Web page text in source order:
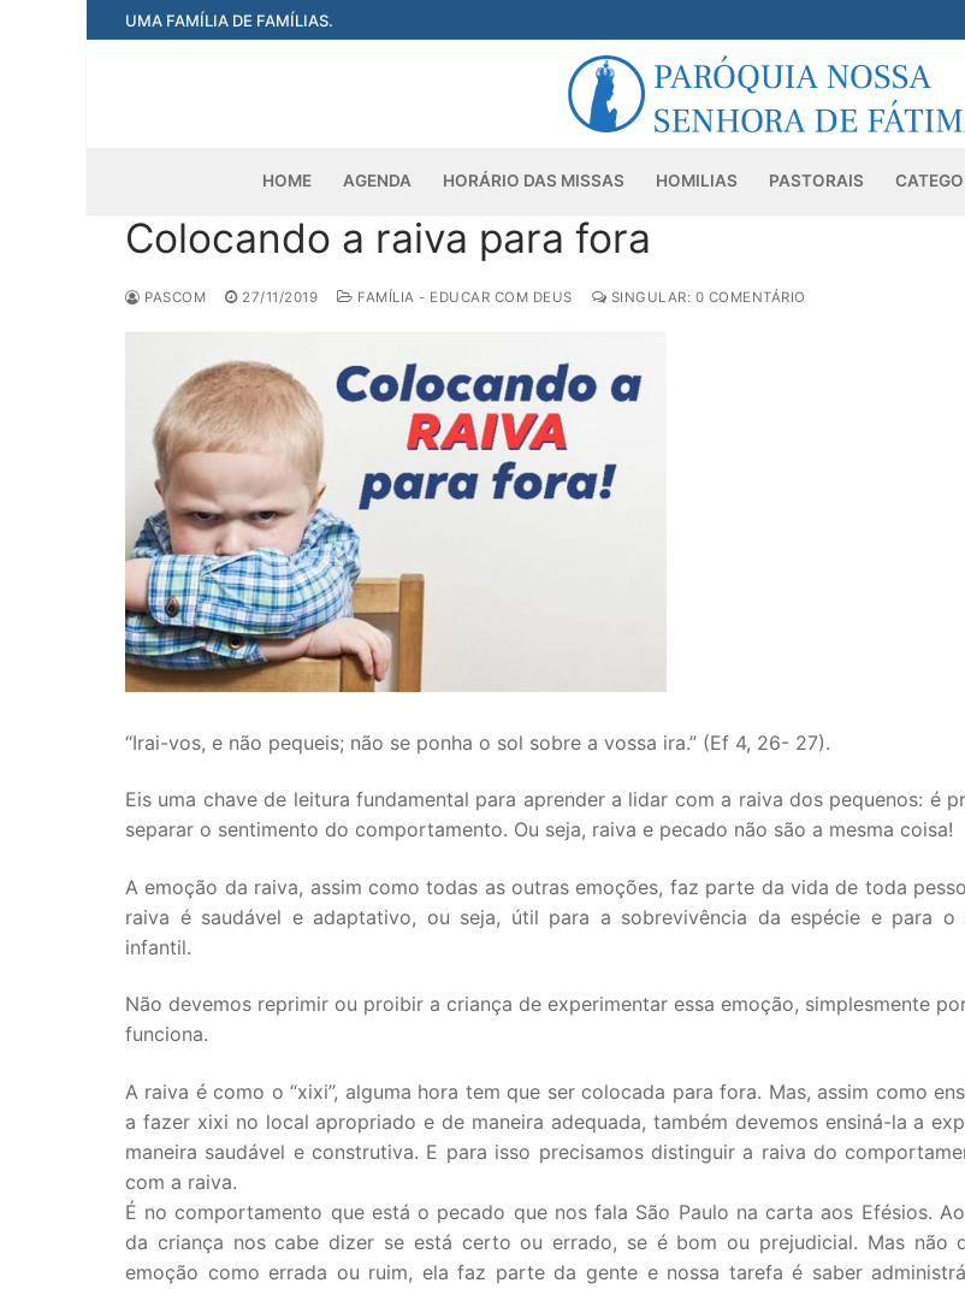
Pular
para
UMA FAMÍLIA DE FAMÍLIAS.
HOME AGENDA HORÁRIO DAS MISSAS HOMILIAS PASTORAIS
Colocando a raiva para fora
PASCOM 27/11/2019 FAMÍLIA - EDUCAR COM DEUS SINGULAR: 0 COMENTÁRIO
“Irai-vos, e não pequeis; não se ponha o sol sobre a vossa ira.” (Ef 4, 26- 27).
Eis uma chave de leitura fundamental para aprender a lidar com a raiva dos pequenos: é
separar o sentimento do comportamento. Ou seja, raiva e pecado não são a mesma coisa!
A emoção da raiva, assim como todas as outras emoções, faz parte da vida de toda
raiva é saudável e adaptativo, ou seja, útil para a sobrevivência da espécie e para o
infantil.
Não devemos reprimir ou proibir a criança de experimentar essa emoção, simplesmente
funciona.
A raiva é como o “xixi”, alguma hora tem que ser colocada para fora. Mas, assim como
a fazer xixi no local apropriado e de maneira adequada, também devemos ensiná-la a
maneira saudável e construtiva. E para isso precisamos distinguir a raiva do
com a raiva.
É no comportamento que está o pecado que nos fala São Paulo na carta aos Efésios.
da criança nos cabe dizer se está certo ou errado, se é bom ou prejudicial. Mas não
emoção como errada ou ruim, ela faz parte da gente e nossa tarefa é saber